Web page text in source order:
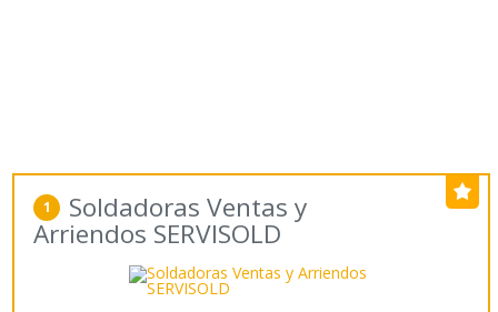
1 Soldadoras Ventas y
Arriendos SERVISOLD